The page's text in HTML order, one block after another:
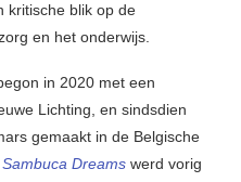
kritische blik op de
en het onderwijs.
in 2020 met een
Lichting, en sindsdien
gemaakt in de Belgische
Sambuca Dreams werd vorig